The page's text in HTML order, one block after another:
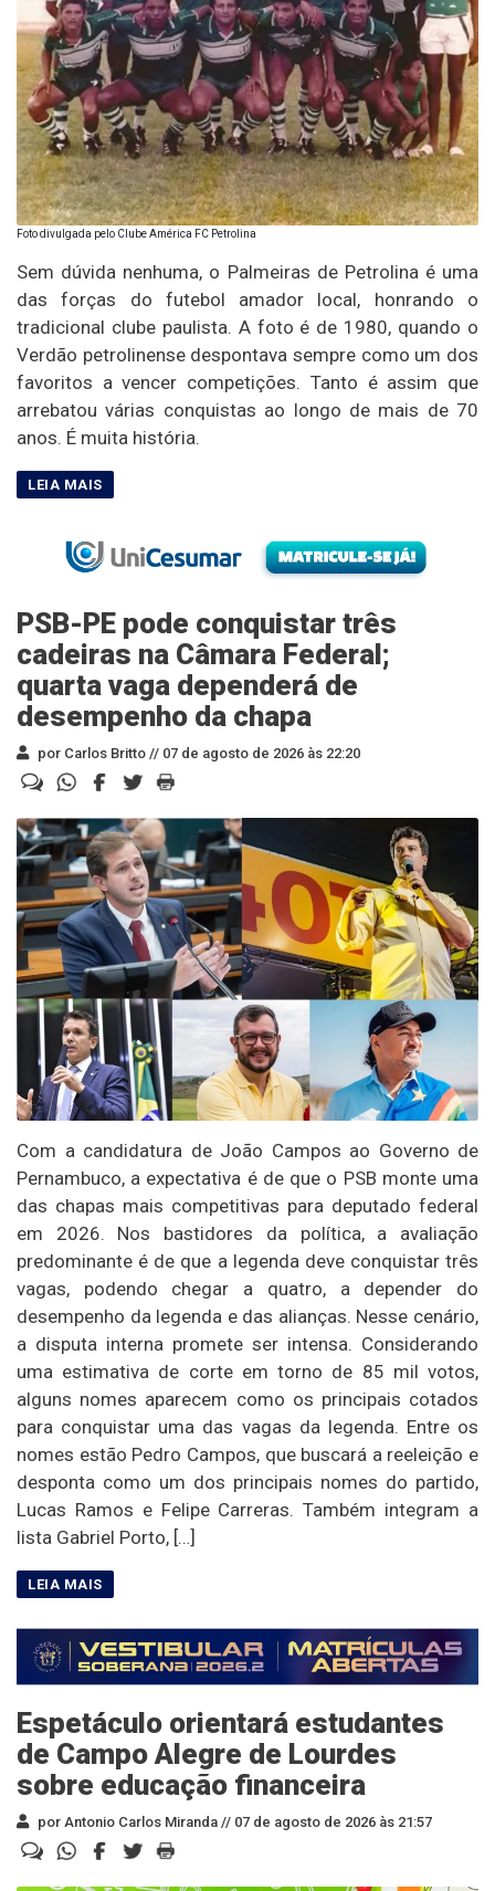
Foto divulgada pelo Clube América FC Petrolina
Sem dúvida nenhuma, o Palmeiras de Petrolina é uma
das forças do futebol amador local, honrando o
tradicional clube paulista. A foto é de 1980, quando o
Verdão petrolinense despontava sempre como um dos
favoritos a vencer competições. Tanto é assim que
arrebatou várias conquistas ao longo de mais de 70
anos. É muita história.
PSB-PE pode conquistar três
cadeiras na Câmara Federal;
quarta vaga dependerá de
desempenho da chapa
por Carlos Britto // 07 de agosto de 2026 às 22:20
Com a candidatura de João Campos ao Governo de
Pernambuco, a expectativa é de que o PSB monte uma
das chapas mais competitivas para deputado federal
em 2026. Nos bastidores da política, a avaliação
predominante é de que a legenda deve conquistar três
vagas, podendo chegar a quatro, a depender do
desempenho da legenda e das alianças. Nesse cenário,
a disputa interna promete ser intensa. Considerando
uma estimativa de corte em torno de 85 mil votos,
alguns nomes aparecem como os principais cotados
para conquistar uma das vagas da legenda. Entre os
nomes estão Pedro Campos, que buscará a reeleição e
desponta como um dos principais nomes do partido,
Lucas Ramos e Felipe Carreras. Também integram a
lista Gabriel Porto, […]
Espetáculo orientará estudantes
de Campo Alegre de Lourdes
sobre educação financeira
por Antonio Carlos Miranda // 07 de agosto de 2026 às 21:57